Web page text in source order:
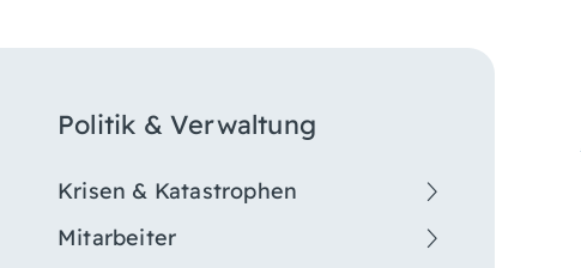
Politik & Verwaltung
Krisen & Katastrophen
Mitarbeiter